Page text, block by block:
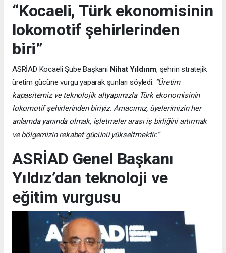
“Kocaeli, Türk ekonomisinin
lokomotif şehirlerinden
biri”
ASRİAD Kocaeli Şube Başkanı Nihat Yıldırım, şehrin stratejik
üretim gücüne vurgu yaparak şunları söyledi: “Üretim
kapasitemiz ve teknolojik altyapımızla Türk ekonomisinin
lokomotif şehirlerinden biriyiz. Amacımız, üyelerimizin her
anlamda yanında olmak, işletmeler arası iş birliğini artırmak
ve bölgemizin rekabet gücünü yükseltmektir.”
ASRİAD Genel Başkanı
Yıldız’dan teknoloji ve
eğitim vurgusu